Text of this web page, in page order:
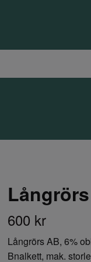
600 kr
Långrörs AB, 6%
Bnalkett, mak.